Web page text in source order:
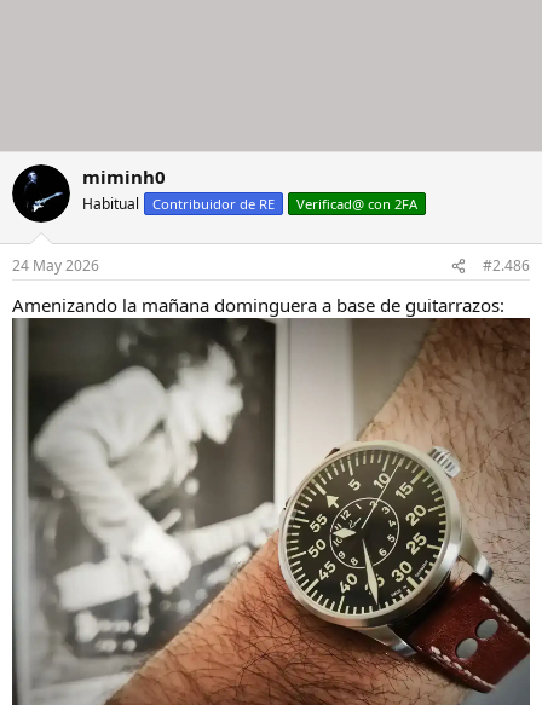
miminh0
Habitual Contribuidor de RE Verificad@ con 2FA
24 May 2026 #2.486
Amenizando la mañana dominguera a base de guitarrazos: